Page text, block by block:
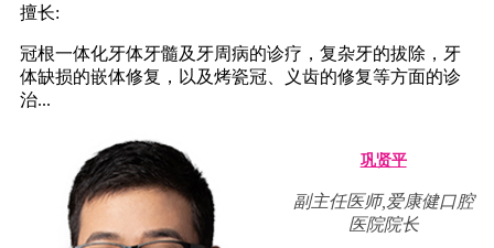
擅长:
冠根一体化牙体牙髓及牙周病的诊疗，复杂牙的拔除，牙
体缺损的嵌体修复，以及烤瓷冠、义齿的修复等方面的诊
治...
巩贤平
副主任医师,爱康健口腔
医院院长